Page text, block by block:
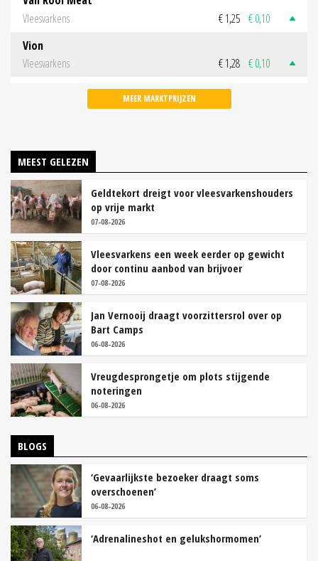
Vleesvarkens
€ 1,25 € 0,10
Vion
Vleesvarkens
€ 1,28 € 0,10
MEER MARKTPRIJZEN
MEEST GELEZEN
Geldtekort dreigt voor vleesvarkenshouders
op vrije markt
07-08-2026
Vleesvarkens een week eerder op gewicht
door continu aanbod van brijvoer
07-08-2026
Jan Vernooij draagt voorzittersrol over op
Bart Camps
06-08-2026
Vreugdesprongetje om plots stijgende
noteringen
06-08-2026
BLOGS
‘Gevaarlijkste bezoeker draagt soms
overschoenen’
06-08-2026
‘Adrenalineshot en gelukshormomen’